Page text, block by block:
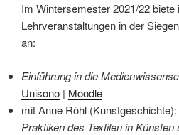
Im Wintersemester 2021/22 biete
Lehrveranstaltungen in der
an:
Einführung in die
Unisono | Moodle
mit Anne Röhl (Kunstgeschichte):
Praktiken des Textilen in Künsten